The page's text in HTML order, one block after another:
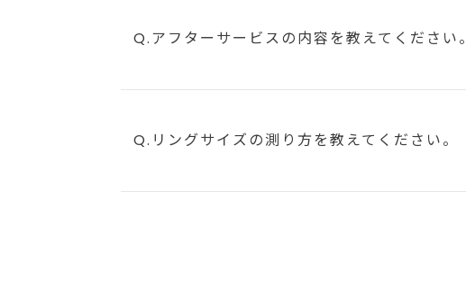
Q.アフターサービスの内容を教えてください。
Q.リングサイズの測り方を教えてください。